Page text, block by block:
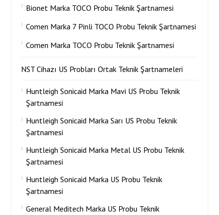
Bionet Marka TOCO Probu Teknik Şartnamesi
Comen Marka 7 Pinli TOCO Probu Teknik Şartnamesi
Comen Marka TOCO Probu Teknik Şartnamesi
NST Cihazı US Probları Ortak Teknik Şartnameleri
Huntleigh Sonicaid Marka Mavi US Probu Teknik
Şartnamesi
Huntleigh Sonicaid Marka Sarı US Probu Teknik
Şartnamesi
Huntleigh Sonicaid Marka Metal US Probu Teknik
Şartnamesi
Huntleigh Sonicaid Marka US Probu Teknik
Şartnamesi
General Meditech Marka US Probu Teknik